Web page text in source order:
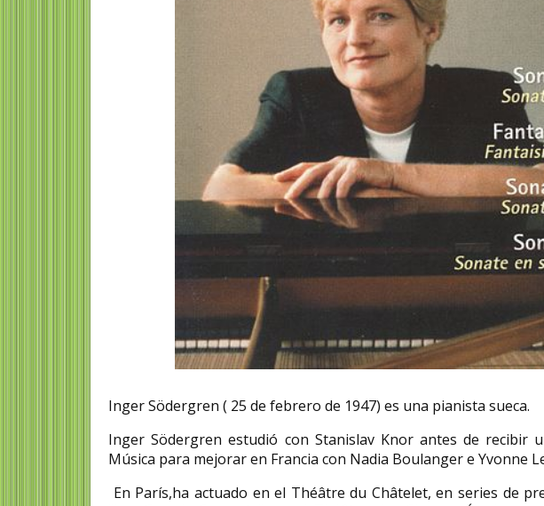
Inger Södergren ( 25 de febrero de 1947) es una pianista sueca.
Inger Södergren estudió con Stanislav Knor antes de recibir
Música para mejorar en Francia con Nadia Boulanger e Yvonne
En París,ha actuado en el Théâtre du Châtelet, en series de
Marion Oblitas Roig
Marion Oblitas Roig (12 de enero
Zsuzsanna Jakab experta
Zsuzsanna Jakab (Jakab Ferencné;
nacida el 17 de mayo de 1951) es
nuestra
Paula Ribó
de abril de